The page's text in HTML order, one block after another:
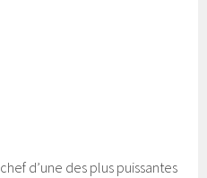
d’une des plus puissantes